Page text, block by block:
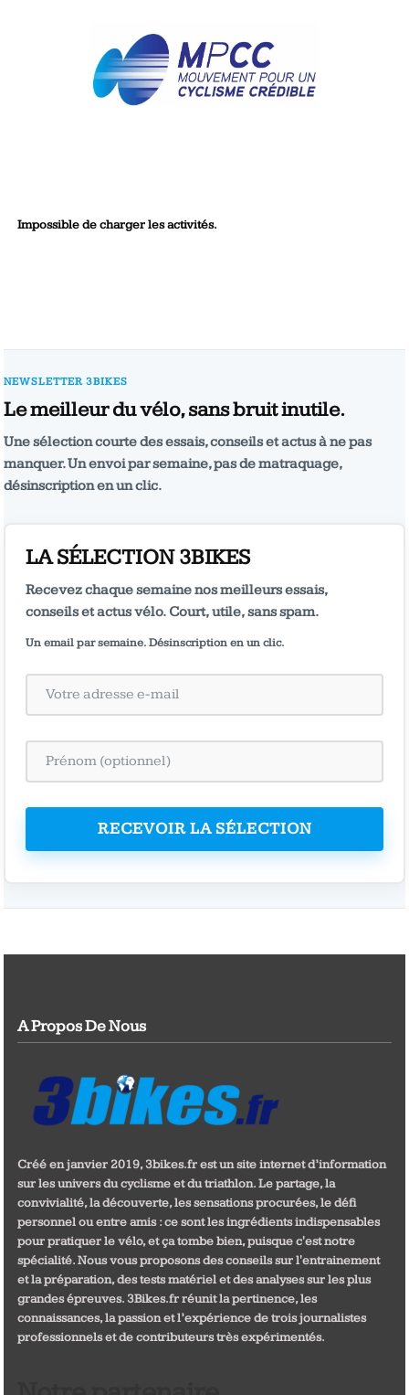
Impossible de charger les activités.
NEWSLETTER 3BIKES
Le meilleur du vélo, sans bruit inutile.
Une sélection courte des essais, conseils et actus à ne pas
manquer. Un envoi par semaine, pas de matraquage,
désinscription en un clic.
LA SÉLECTION 3BIKES
Recevez chaque semaine nos meilleurs essais,
conseils et actus vélo. Court, utile, sans spam.
Un email par semaine. Désinscription en un clic.
RECEVOIR LA SÉLECTION
A Propos De Nous
Créé en janvier 2019, 3bikes.fr est un site internet d’information
sur les univers du cyclisme et du triathlon. Le partage, la
convivialité, la découverte, les sensations procurées, le défi
personnel ou entre amis : ce sont les ingrédients indispensables
pour pratiquer le vélo, et ça tombe bien, puisque c'est notre
spécialité. Nous vous proposons des conseils sur l'entrainement
et la préparation, des tests matériel et des analyses sur les plus
grandes épreuves. 3Bikes.fr réunit la pertinence, les
connaissances, la passion et l’expérience de trois journalistes
professionnels et de contributeurs très expérimentés.